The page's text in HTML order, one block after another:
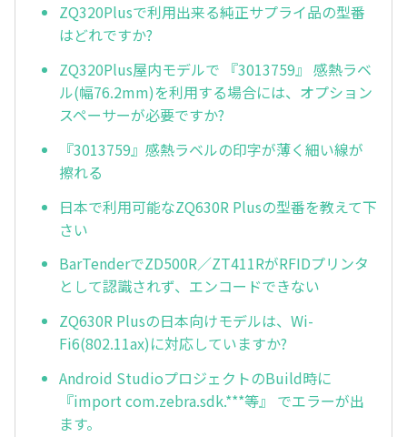
ZQ320Plusで利用出来る純正サプライ品の型番
はどれですか?
ZQ320Plus屋内モデルで 『3013759』 感熱ラベ
ル(幅76.2mm)を利用する場合には、オプション
スペーサーが必要ですか?
『3013759』感熱ラベルの印字が薄く細い線が
擦れる
日本で利用可能なZQ630R Plusの型番を教えて下
さい
BarTenderでZD500R／ZT411RがRFIDプリンタ
として認識されず、エンコードできない
ZQ630R Plusの日本向けモデルは、Wi-
Fi6(802.11ax)に対応していますか?
Android StudioプロジェクトのBuild時に
『import com.zebra.sdk.***等』 でエラーが出
ます。